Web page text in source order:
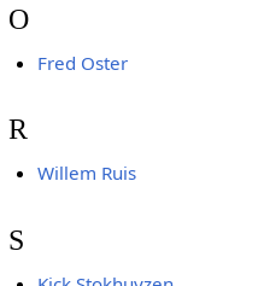
O
Fred Oster
R
Willem Ruis
S